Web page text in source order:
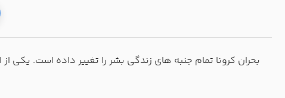
بحران کرونا تمام جنبه های زندگی بشر را تغییر داده است. یکی